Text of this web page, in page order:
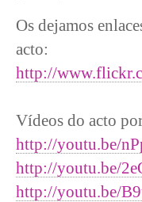
Os dejamos
acto:
http://
Vídeos do acto
http://youtu.be/
http://youtu.be/
http://youtu.be/